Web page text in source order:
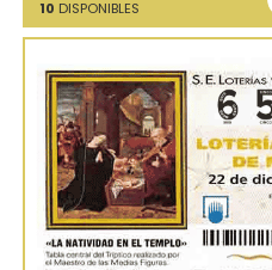
10 DISPONIBLES